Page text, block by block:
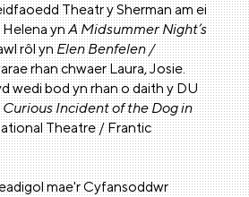
Theatr y Sherman am ei
ynA Midsummer Night’s
rôl ynElen Benfelen /
rhan chwaer Laura, Josie.
wedi bod yn rhan o daith y DU
Curious Incident of the Dog in
Theatre / Frantic
mae'r Cyfansoddwr